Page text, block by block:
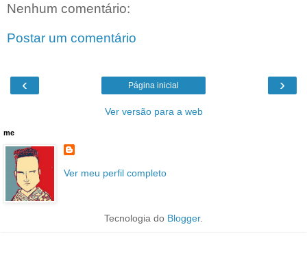
Nenhum comentário:
Postar um comentário
‹ ›
Página inicial
Ver versão para a web
me
Ver meu perfil completo
Tecnologia do Blogger.